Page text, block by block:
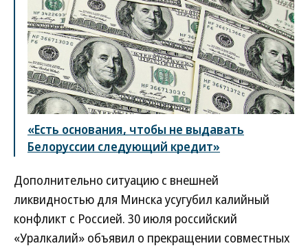
«Есть основания, чтобы не выдавать
Белоруссии следующий кредит»
Дополнительно ситуацию с внешней
ликвидностью для Минска усугубил калийный
конфликт с Россией. 30 июля российский
«Уралкалий» объявил о прекращении совместных